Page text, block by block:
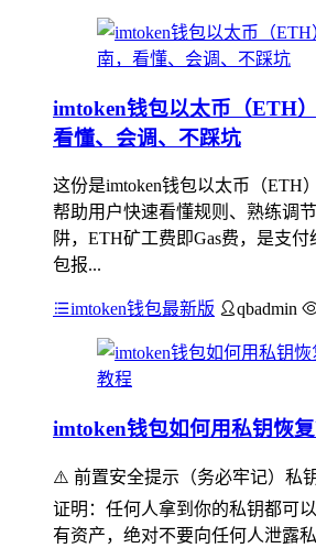
imtoken钱包以太币（ETH
看懂、会调、不踩坑
这份是imtoken钱包以太币（ETH
帮助用户快速看懂规则、熟练调
阱，ETH矿工费即Gas费，是支付
包报...
imtoken钱包最新版 qbadmin
imtoken钱包如何用私钥恢
⚠️ 前置安全提示（务必牢记）私
证明：任何人拿到你的私钥都可
有资产，绝对不要向任何人泄露